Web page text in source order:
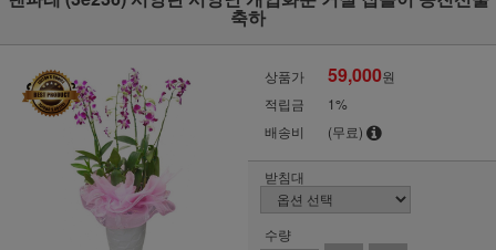
축하
상품가 59,000원
적립금
1%
배송비
(무료)
받침대
수량